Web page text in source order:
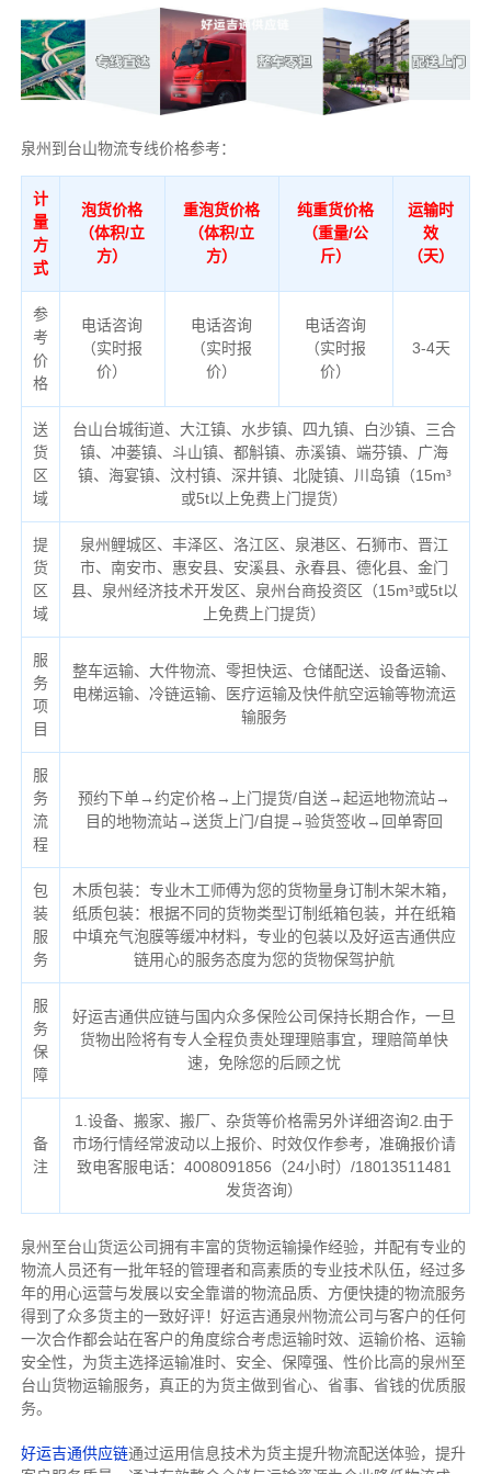
泉州到台山物流专线价格参考：
计
量
方
式
泡货价格
（体积/立
方）
重泡货价格
（体积/立
方）
纯重货价格
（重量/公
斤）
运输时
效
（天）
参
考
价
格
电话咨询
（实时报
价）
电话咨询
（实时报
价）
电话咨询
（实时报
价）
3-4天
送
货
区
域
台山台城街道、大江镇、水步镇、四九镇、白沙镇、三合
镇、冲蒌镇、斗山镇、都斛镇、赤溪镇、端芬镇、广海
镇、海宴镇、汶村镇、深井镇、北陡镇、川岛镇（15m³
或5t以上免费上门提货）
提
货
区
域
泉州鲤城区、丰泽区、洛江区、泉港区、石狮市、晋江
市、南安市、惠安县、安溪县、永春县、德化县、金门
县、泉州经济技术开发区、泉州台商投资区（15m³或5t以
上免费上门提货）
服
务
项
目
整车运输、大件物流、零担快运、仓储配送、设备运输、
电梯运输、冷链运输、医疗运输及快件航空运输等物流运
输服务
服
务
流
程
预约下单→约定价格→上门提货/自送→起运地物流站→
目的地物流站→送货上门/自提→验货签收→回单寄回
包
装
服
务
木质包装：专业木工师傅为您的货物量身订制木架木箱，
纸质包装：根据不同的货物类型订制纸箱包装，并在纸箱
中填充气泡膜等缓冲材料，专业的包装以及好运吉通供应
链用心的服务态度为您的货物保驾护航
服
务
保
障
好运吉通供应链与国内众多保险公司保持长期合作，一旦
货物出险将有专人全程负责处理理赔事宜，理赔简单快
速，免除您的后顾之忧
备
注
1.设备、搬家、搬厂、杂货等价格需另外详细咨询2.由于
市场行情经常波动以上报价、时效仅作参考，准确报价请
致电客服电话：4008091856（24小时）/18013511481
发货咨询）
泉州至台山货运公司拥有丰富的货物运输操作经验，并配有专业的
物流人员还有一批年轻的管理者和高素质的专业技术队伍，经过多
年的用心运营与发展以安全靠谱的物流品质、方便快捷的物流服务
得到了众多货主的一致好评！好运吉通泉州物流公司与客户的任何
一次合作都会站在客户的角度综合考虑运输时效、运输价格、运输
安全性，为货主选择运输准时、安全、保障强、性价比高的泉州至
台山货物运输服务，真正的为货主做到省心、省事、省钱的优质服
务。
好运吉通供应链通过运用信息技术为货主提升物流配送体验，提升